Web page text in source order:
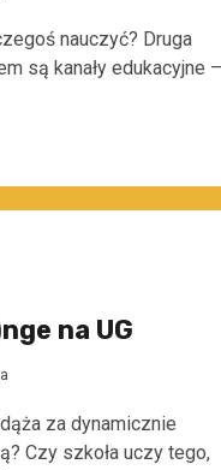
nauczyć? Druga
są kanały edukacyjne –
na UG
za dynamicznie
Czy szkoła uczy tego,